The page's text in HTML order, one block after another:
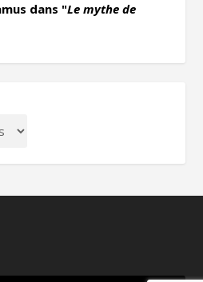
dans "Le mythe de